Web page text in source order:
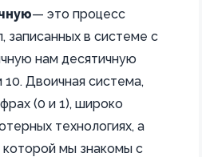
— это процесс
записанных в системе с
нам десятичную
Двоичная система,
(0 и 1), широко
технологиях, а
которой мы знакомы с